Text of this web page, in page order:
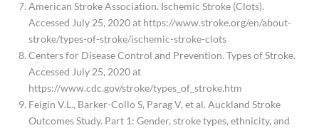
American Stroke Association. Ischemic Stroke (Clots).
Accessed July 25, 2020 at https://www.stroke.org/en/about-
stroke/types-of-stroke/ischemic-stroke-clots
Centers for Disease Control and Prevention. Types of Stroke.
Accessed July 25, 2020 at
https://www.cdc.gov/stroke/types_of_stroke.htm
Feigin V.L., Barker-Collo S, Parag V, et al. Auckland Stroke
Outcomes Study. Part 1: Gender, stroke types, ethnicity, and